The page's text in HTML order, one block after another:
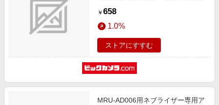
￥ 658
1.0%
ストアにすすむ
MRU-AD006用ネブライザー専用ア